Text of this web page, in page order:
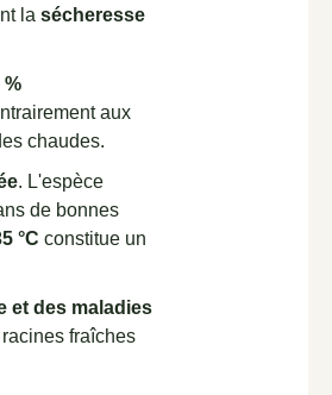
lasécheresse
%
aux
chaudes.
. L'espèce
de bonnes
°C constitue un
et des maladies
racines fraîches